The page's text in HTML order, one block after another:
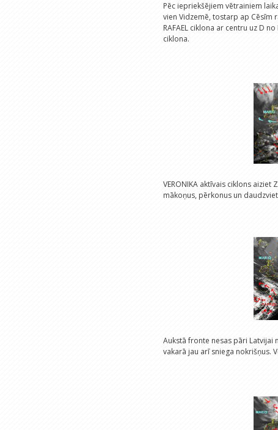
Pēc iepriekšējiem vētrainiem
vien Vidzemē, tostarp ap Cēsīm
RAFAEL ciklona ar centru uz D
ciklona.
VERONIKA aktīvais ciklons
mākoņus, pērkonus un
Aukstā fronte nesas pāri Latvijai
vakarā jau arī sniega nokrišņus.